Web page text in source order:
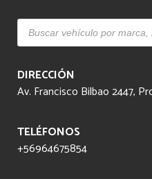
Búsqueda
productos
DIRECCIÓN
Av. Francisco Bilbao 2447,
TELÉFONOS
+56964675854